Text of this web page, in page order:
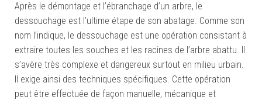
Après le démontage et l’ébranchage d’un arbre, le
dessouchage est l’ultime étape de son abatage. Comme son
nom l’indique, le dessouchage est une opération consistant à
extraire toutes les souches et les racines de l’arbre abattu. Il
s’avère très complexe et dangereux surtout en milieu urbain.
Il exige ainsi des techniques spécifiques. Cette opération
peut être effectuée de façon manuelle, mécanique et